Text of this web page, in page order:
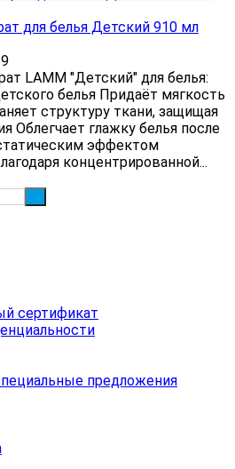
для белья Детский 910 мл
LAMM "Детский" для белья:
белья Придаёт мягкость
структуру ткани, защищая
Облегчает глажку белья после
эффектом
концентрированной...
сертификат
предложения